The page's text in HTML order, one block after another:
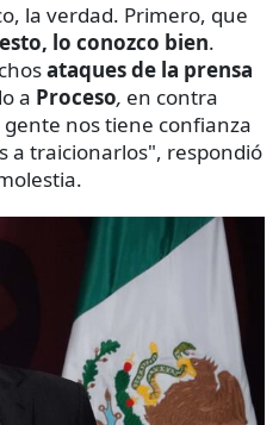
la verdad. Primero, que
lo conozco bien.
ataques de la prensa
a Proceso, en contra
nos tiene confianza
a traicionarlos", respondió